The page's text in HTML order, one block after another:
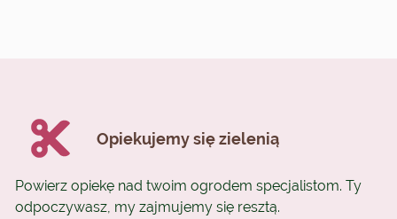
Opiekujemy się zielenią
Powierz opiekę nad twoim ogrodem specjalistom. Ty
odpoczywasz, my zajmujemy się resztą.